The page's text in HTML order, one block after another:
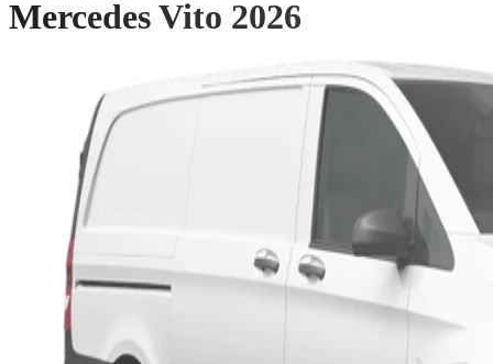
Mercedes Vito 2026